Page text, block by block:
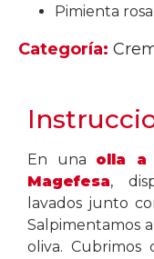
Pimienta rosa
Categoría:
En una olla a
Magefesa,
lavados junto
Salpimentamos
oliva.